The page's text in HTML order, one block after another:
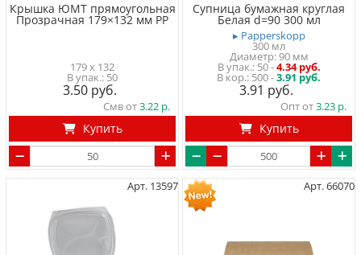
Крышка ЮМТ прямоугольная
Прозрачная 179×132 мм PP
179 x 132
50
3.50
Смв от3.22
Купить
Супница бумажная круглая
Белая d=90 300 мл
▸ Papperskopp
300 мл
Диаметр: 90 мм
50-4.34 руб.
500 -3.91 руб.
3.91
Опт от3.23
Купить
Арт. 13597 Арт. 66070